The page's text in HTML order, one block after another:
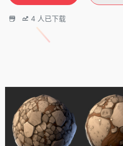
4 人已下载